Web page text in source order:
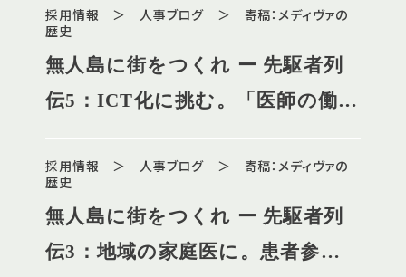
採用情報 ＞ 人事ブログ ＞ 寄稿：メディヴァの
歴史
無人島に街をつくれ ー 先駆者列
伝5：ICT化に挑む。「医師の働き
採用情報 ＞ 人事ブログ ＞ 寄稿：メディヴァの
歴史
無人島に街をつくれ ー 先駆者列
伝3：地域の家庭医に。患者参加